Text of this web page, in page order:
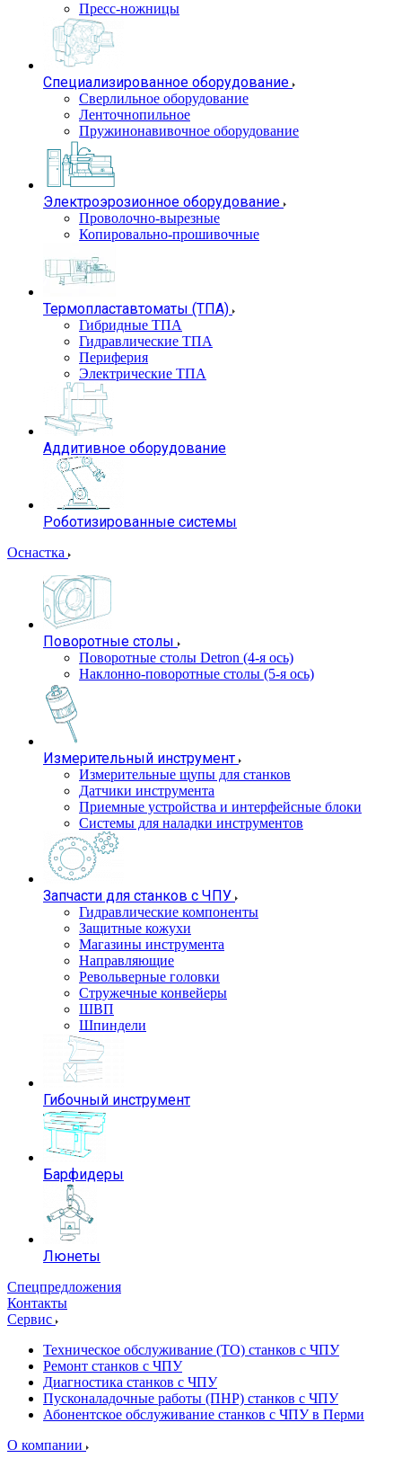
Пресс-ножницы
Специализированное оборудование
Сверлильное оборудование
Ленточнопильное
Пружинонавивочное оборудование
Электроэрозионное оборудование
Проволочно-вырезные
Копировально-прошивочные
Термопластавтоматы (ТПА)
Гибридные ТПА
Гидравлические ТПА
Периферия
Электрические ТПА
Аддитивное оборудование
Роботизированные системы
Оснастка
Поворотные столы
Поворотные столы Detron (4-я ось)
Наклонно-поворотные столы (5-я ось)
Измерительный инструмент
Измерительные щупы для станков
Датчики инструмента
Приемные устройства и интерфейсные блоки
Системы для наладки инструментов
Запчасти для станков с ЧПУ
Гидравлические компоненты
Защитные кожухи
Магазины инструмента
Направляющие
Револьверные головки
Стружечные конвейеры
ШВП
Шпиндели
Гибочный инструмент
Барфидеры
Люнеты
Спецпредложения
Контакты
Сервис
Техническое обслуживание (ТО) станков с ЧПУ
Ремонт станков с ЧПУ
Диагностика станков с ЧПУ
Пусконаладочные работы (ПНР) станков с ЧПУ
Абонентское обслуживание станков с ЧПУ в Перми
О компании